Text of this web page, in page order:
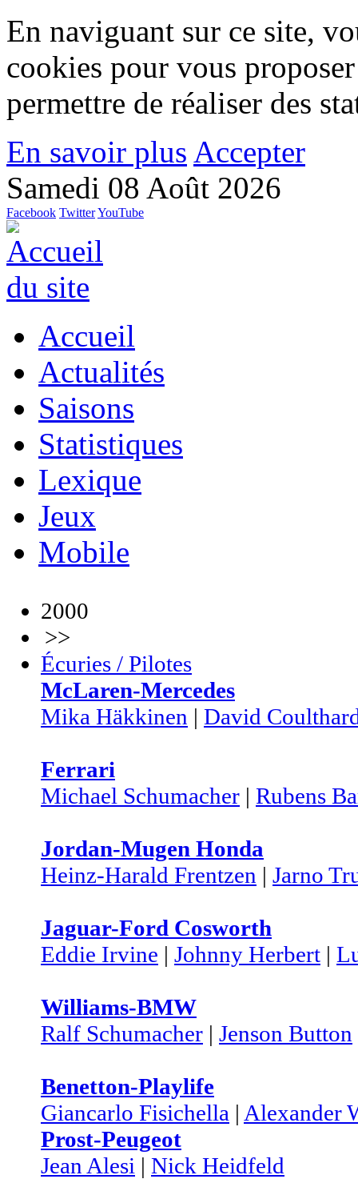
En naviguant sur ce site,
cookies pour vous
permettre de réaliser des
En savoir plus Accepter
Samedi 08 Août 2026
Facebook TwitterYouTube
Accueil
Actualités
Saisons
Statistiques
Lexique
Jeux
Mobile
2000
>>
Écuries / Pilotes
McLaren-Mercedes
Mika Häkkinen | David
Ferrari
Michael Schumacher | Rubens
Jordan-Mugen Honda
Heinz-Harald Frentzen | Jarno
Jaguar-Ford Cosworth
Eddie Irvine | Johnny Herbert |
Williams-BMW
Ralf Schumacher | Jenson Button
Benetton-Playlife
Giancarlo Fisichella | Alexander
Prost-Peugeot
Jean Alesi | Nick Heidfeld